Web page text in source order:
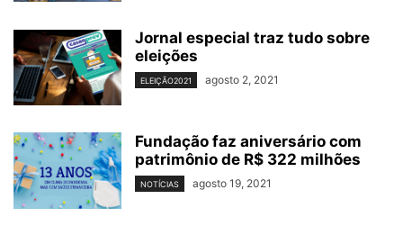
Jornal especial traz tudo sobre
eleições
ELEIÇÃO2021 agosto 2, 2021
Fundação faz aniversário com
patrimônio de R$ 322 milhões
NOTÍCIAS agosto 19, 2021